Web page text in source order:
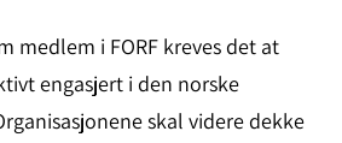
medlem i FORF kreves det at
engasjert i den norske
skal videre dekke